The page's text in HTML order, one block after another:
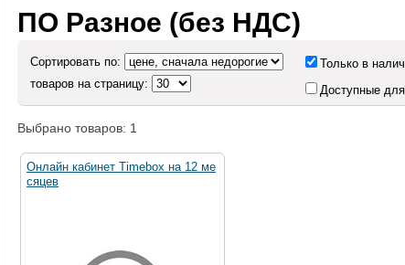
ПО Разное (без НДС)
Сортировать по:
товаров на страницу:
Только в
Доступные
Выбрано товаров: 1
Онлайн кабинет Timebox на 12 ме
сяцев